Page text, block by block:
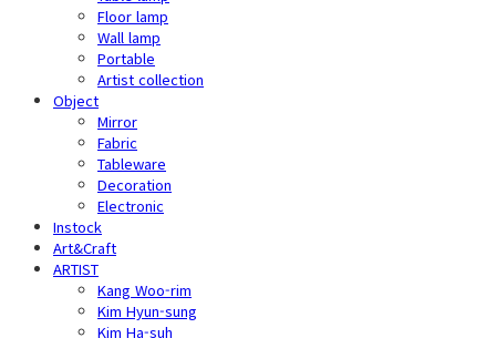
Floor lamp
Wall lamp
Portable
Artist collection
Object
Mirror
Fabric
Tableware
Decoration
Electronic
Instock
Art&Craft
ARTIST
Kang Woo-rim
Kim Hyun-sung
Kim Ha-suh